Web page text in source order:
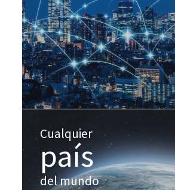
Cualquier
país
del mundo